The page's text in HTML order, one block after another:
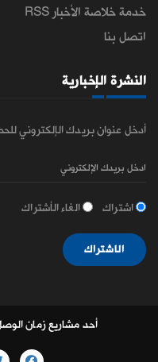
خدمة خلاصة الأخبار RSS
اتصل بنا
النشرة الإخبارية
أدخل عنوان بريدك الإلكتروني
اشتراك الغاء الأشتراك
الاشتراك
أحد مشاريع زمان